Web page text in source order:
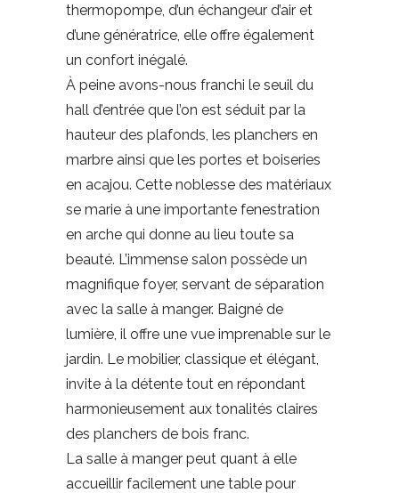
thermopompe, d’un échangeur d’air et
d’une génératrice, elle offre également
un confort inégalé.
À peine avons-nous franchi le seuil du
hall d’entrée que l’on est séduit par la
hauteur des plafonds, les planchers en
marbre ainsi que les portes et boiseries
en acajou. Cette noblesse des matériaux
se marie à une importante fenestration
en arche qui donne au lieu toute sa
beauté. L’immense salon possède un
magnifique foyer, servant de séparation
avec la salle à manger. Baigné de
lumière, il offre une vue imprenable sur le
jardin. Le mobilier, classique et élégant,
invite à la détente tout en répondant
harmonieusement aux tonalités claires
des planchers de bois franc.
La salle à manger peut quant à elle
accueillir facilement une table pour